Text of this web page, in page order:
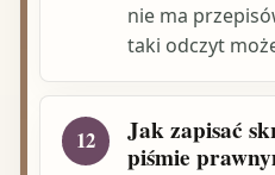
nie ma
taki odczyt
12
Jak zapisać
piśmie